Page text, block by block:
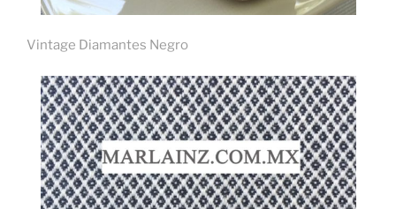
Vintage Diamantes Negro